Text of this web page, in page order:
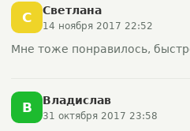
С Светлана
14 ноября 2017 22:52
Мне тоже понравилось,
В Владислав
31 октября 2017 23:58